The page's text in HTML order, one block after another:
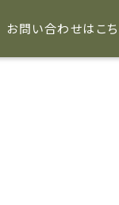
お問い合わせは こ